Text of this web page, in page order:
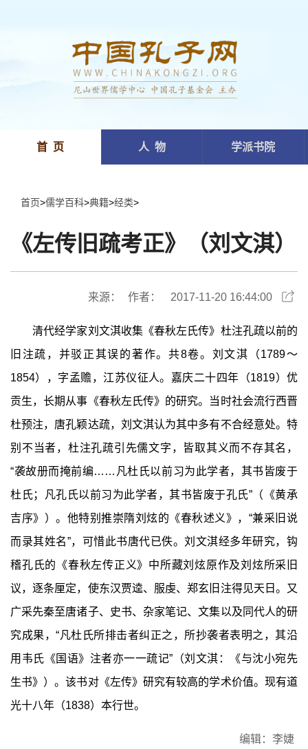
首 页 人 物 学派书院
首页>儒学百科>典籍>经类>
《左传旧疏考正》（刘文淇）
来源： 作者： 2017-11-20 16:44:00
清代经学家刘文淇收集《春秋左氏传》杜注孔疏以前的
旧注疏，并驳正其误的著作。共8卷。刘文淇（1789～
1854），字孟赡，江苏仪征人。嘉庆二十四年（1819）优
贡生，长期从事《春秋左氏传》的研究。当时社会流行西晋
杜预注，唐孔颖达疏，刘文淇认为其中多有不合经意处。特
别不当者，杜注孔疏引先儒文字，皆取其义而不存其名，
“袭故册而掩前编……凡杜氏以前习为此学者，其书皆废于
杜氏；凡孔氏以前习为此学者，其书皆废于孔氏”（《黄承
吉序》）。他特别推崇隋刘炫的《春秋述义》，“兼采旧说
而录其姓名”，可惜此书唐代已佚。刘文淇经多年研究，钩
稽孔氏的《春秋左传正义》中所藏刘炫原作及刘炫所采旧
议，逐条厘定，使东汉贾逵、服虔、郑玄旧注得见天日。又
广采先秦至唐诸子、史书、杂家笔记、文集以及同代人的研
究成果，“凡杜氏所排击者纠正之，所抄袭者表明之，其沿
用韦氏《国语》注者亦一一疏记”（刘文淇：《与沈小宛先
生书》）。该书对《左传》研究有较高的学术价值。现有道
光十八年（1838）本行世。
编辑：李婕